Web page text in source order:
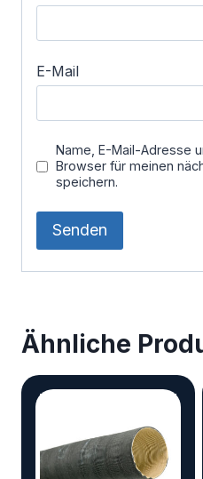
E-Mail
Name, E-Mail-Adresse
Browser für meinen
speichern.
Ähnliche